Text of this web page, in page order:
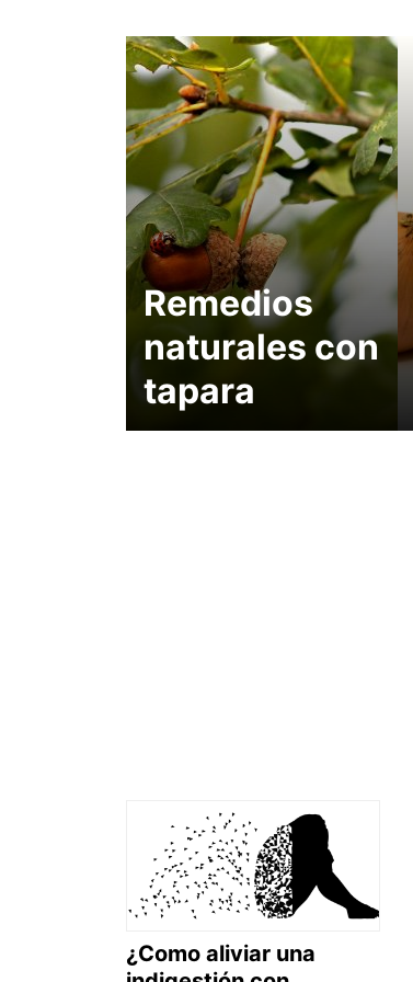
Remedios
naturales con
tapara
¿Como aliviar una